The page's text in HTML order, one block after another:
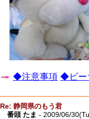
◆注意事項 ◆ビー
Re: 静岡県のもう君
番頭 たま - 2009/06/